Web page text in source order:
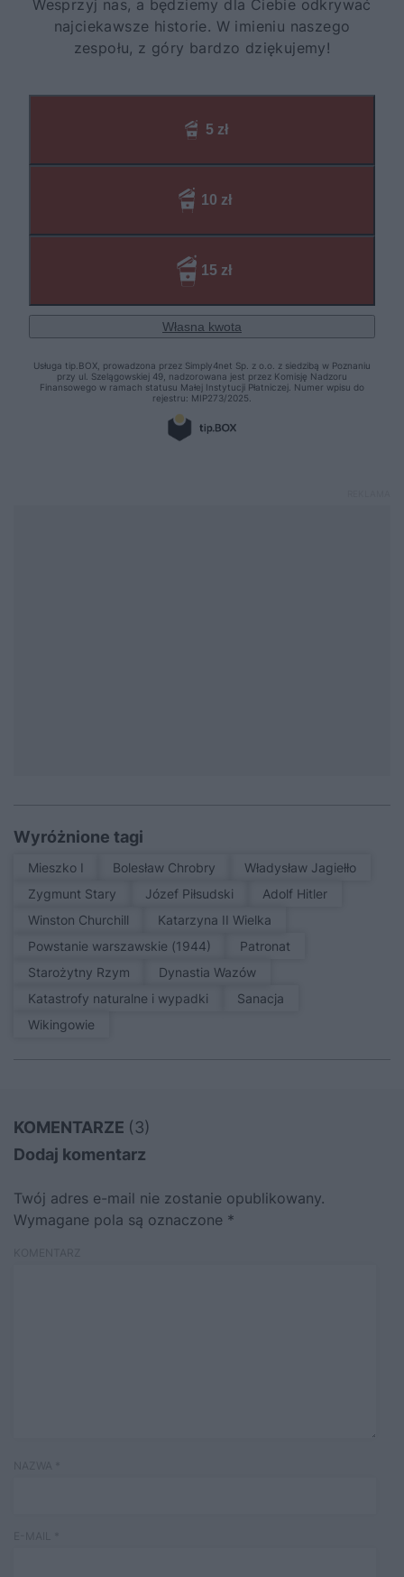
Wyróżnione tagi
Mieszko I Bolesław Chrobry
Władysław Jagiełło
Zygmunt Stary
Józef Piłsudski
Adolf Hitler
Winston Churchill
Katarzyna II Wielka
Powstanie warszawskie (1944)
patronat
Starożytny Rzym
Dynastia Wazów
Katastrofy naturalne i wypadki
sanacja
Wikingowie
KOMENTARZE (3)
Dodaj komentarz
Twój adres e-mail nie zostanie opublikowany.
Wymagane pola są oznaczone *